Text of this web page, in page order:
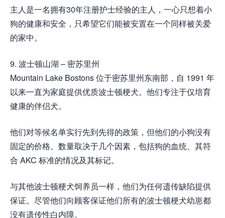
主人是一名拥有30年注册护士经验的主人，一心只想着小
狗的健康和安全，只希望它们能被安置在一个同样被关爱
的家中。
9. 波士顿山湖 – 密苏里州
Mountain Lake Bostons 位于密苏里州东南部，自 1991 年
以来一直为家庭提供优质波士顿梗犬。他们专注于仅培育
健康的伴侣犬。
他们对等候名单实行先到先得的政策，但他们的小狗没有
固定的价格。数量取决于几个因素，包括狗的血统、其符
合 AKC 标准的情况及其标记。
与其他波士顿梗犬饲养员一样，他们为任何遗传缺陷提供
保证。尽管他们向顾客保证他们所有的波士顿梗犬幼崽都
没有遗传性白内障。